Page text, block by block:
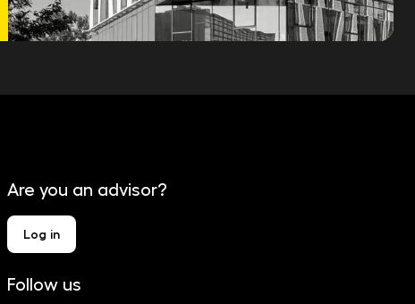
Are you an advisor?
Log in
Follow us